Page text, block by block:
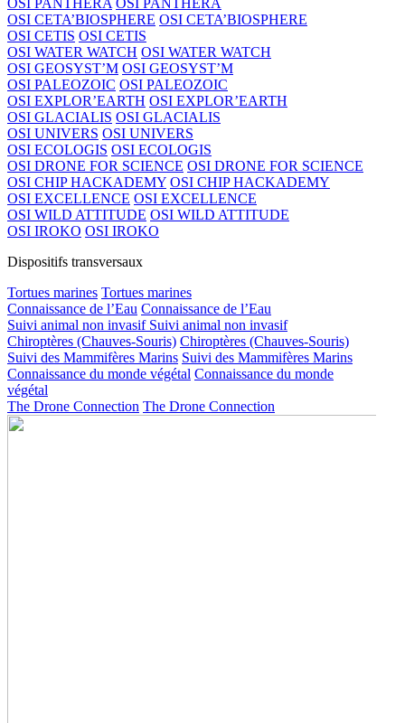
OSI PANTHERA OSI PANTHERA
OSI CETA’BIOSPHERE OSI CETA’BIOSPHERE
OSI CETIS OSI CETIS
OSI WATER WATCH OSI WATER WATCH
OSI GEOSYST’M OSI GEOSYST’M
OSI PALEOZOIC OSI PALEOZOIC
OSI EXPLOR’EARTH OSI EXPLOR’EARTH
OSI GLACIALIS OSI GLACIALIS
OSI UNIVERS OSI UNIVERS
OSI ECOLOGIS OSI ECOLOGIS
OSI DRONE FOR SCIENCE OSI DRONE FOR SCIENCE
OSI CHIP HACKADEMY OSI CHIP HACKADEMY
OSI EXCELLENCE OSI EXCELLENCE
OSI WILD ATTITUDE OSI WILD ATTITUDE
OSI IROKO OSI IROKO
Dispositifs transversaux
Tortues marines Tortues marines
Connaissance de l’Eau Connaissance de l’Eau
Suivi animal non invasif Suivi animal non invasif
Chiroptères (Chauves-Souris) Chiroptères (Chauves-Souris)
Suivi des Mammifères Marins Suivi des Mammifères Marins
Connaissance du monde végétal Connaissance du monde
végétal
The Drone Connection The Drone Connection